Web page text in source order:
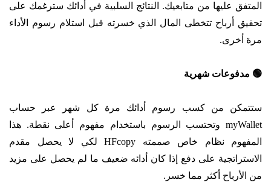
المتفق عليها من متابعيك. النتائج السلبية في أدائك سترغمك على
تحقيق أرباح تتخطى المال الذي خسرته قبل استلام رسوم الأداء
مرة أخرى.
🟢 مدفوعات شهرية
ستتمكن من كسب رسوم أدائك مرة كل شهر عبر حساب
myWallet وتحتسب الرسوم باستخدام مفهوم أعلى نقطة. هذا
المفهوم نظام خاص صممته HFcopy لكي لا يحصل مقدم
الاستراتجية على دفع إذا كان أدائه ضعيف ما لم يحصل على مزيد
من الأرباح أكثر مما خسر.